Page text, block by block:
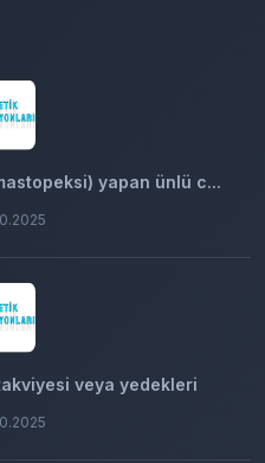
yapan ünlü c...
veya yedekleri